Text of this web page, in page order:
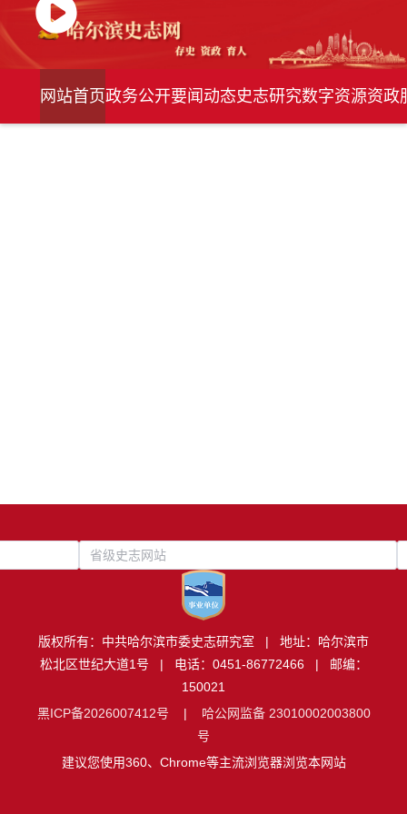
网站首页政务公开要闻动态史志研究数字资源资政
省级史志网站
版权所有：中共哈尔滨市委史志研究室 | 地址：哈尔滨市
松北区世纪大道1号 | 电话：0451-86772466 | 邮编：
150021
黑ICP备2026007412号 | 哈公网监备 23010002003800
号
建议您使用360、Chrome等主流浏览器浏览本网站